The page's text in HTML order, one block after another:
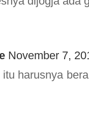
November 7,
harusnya